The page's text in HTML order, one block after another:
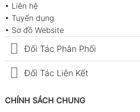
• Liên hệ
• Tuyển dụng
• Sơ đồ Website
Đối Tác Phân Phối
Đối Tác Liên Kết
CHÍNH SÁCH CHUNG